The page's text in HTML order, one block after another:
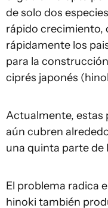
de solo dos
rápido crecimiento,
rápidamente los
para la
ciprés japonés
Actualmente, estas
aún cubren
una quinta parte de
El problema radica
hinoki también